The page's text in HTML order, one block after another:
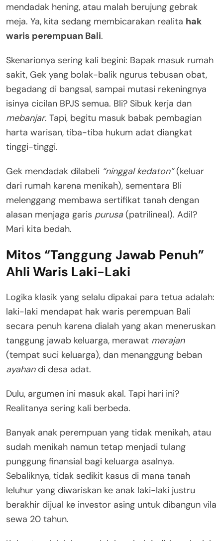
mendadak hening, atau malah berujung gebrak
meja. Ya, kita sedang membicarakan realita hak
waris perempuan Bali.
Skenarionya sering kali begini: Bapak masuk rumah
sakit, Gek yang bolak-balik ngurus tebusan obat,
begadang di bangsal, sampai mutasi rekeningnya
isinya cicilan BPJS semua. Bli? Sibuk kerja dan
mebanjar. Tapi, begitu masuk babak pembagian
harta warisan, tiba-tiba hukum adat diangkat
tinggi-tinggi.
Gek mendadak dilabeli “ninggal kedaton”(keluar
dari rumah karena menikah), sementara Bli
melenggang membawa sertifikat tanah dengan
alasan menjaga garis purusa(patrilineal). Adil?
Mari kita bedah.
Mitos “Tanggung Jawab Penuh”
Ahli Waris Laki-Laki
Logika klasik yang selalu dipakai para tetua adalah:
laki-laki mendapat hak waris perempuan Bali
secara penuh karena dialah yang akan meneruskan
tanggung jawab keluarga, merawat merajan
(tempat suci keluarga), dan menanggung beban
ayahandi desa adat.
Dulu, argumen ini masuk akal. Tapi hari ini?
Realitanya sering kali berbeda.
Banyak anak perempuan yang tidak menikah, atau
sudah menikah namun tetap menjadi tulang
punggung finansial bagi keluarga asalnya.
Sebaliknya, tidak sedikit kasus di mana tanah
leluhur yang diwariskan ke anak laki-laki justru
berakhir dijual ke investor asing untuk dibangun vila
sewa 20 tahun.